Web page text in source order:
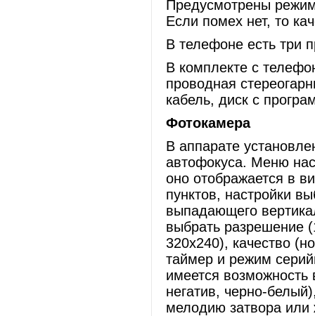
Предусмотрены
Если помех нет, то
В телефоне есть три
В комплекте с
проводная
кабель, диск с
Фотокамера
В аппарате
автофокуса. Меню
оно отображается в
пунктов, настройки
выпадающего
выбрать разрешение
320х240), качество
таймер и режим
имеется
негатив, черно-
мелодию затвора или